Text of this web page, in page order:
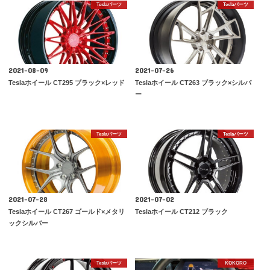
Teslaパーツ
2021-08-09
Teslaホイール CT295 ブラック×レッド
Teslaパーツ
2021-07-26
Teslaホイール CT263 ブラック×シルバ
ー
Teslaパーツ
2021-07-28
Teslaホイール CT267 ゴールド×メタリ
ックシルバー
Teslaパーツ
2021-07-02
Teslaホイール CT212 ブラック
Teslaパーツ KOKORO